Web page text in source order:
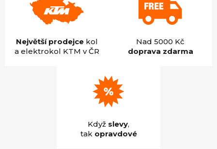
Největší prodejcekol
a elektrokol KTM v ČR
Nad 5000 Kč
doprava zdarma
Když slevy,
tak opravdové